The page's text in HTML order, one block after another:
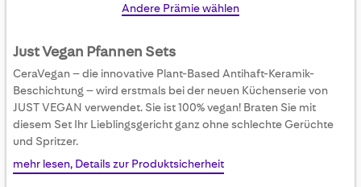
Skip
of
the
images
gallery
Andere Prämie wählen
Just Vegan Pfannen Sets
CeraVegan – die innovative Plant-Based Antihaft-Keramik-
Beschichtung – wird erstmals bei der neuen Küchenserie von
JUST VEGAN verwendet. Sie ist 100% vegan! Braten Sie mit
diesem Set Ihr Lieblingsgericht ganz ohne schlechte Gerüchte
und Spritzer.
mehr lesen, Details zur Produktsicherheit